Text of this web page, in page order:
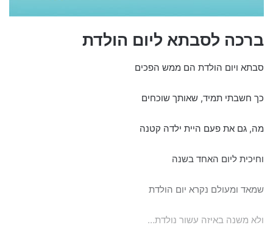
ברכה לסבתא ליום הולדת
סבתא ויום הולדת הם ממש הפכים
כך חשבתי תמיד, שאותך שוכחים
מה, גם את פעם היית ילדה קטנה
וחיכית ליום האחד בשנה
שמאד ומעולם נקרא יום הולדת
ולא משנה באיזה עשור נולדת…